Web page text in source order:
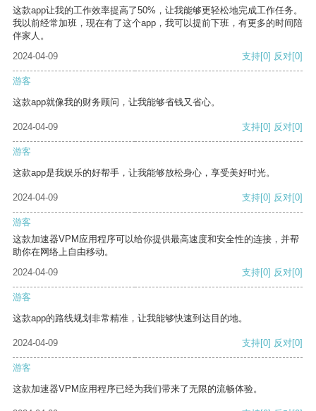
这款app让我的工作效率提高了50%，让我能够更轻松地完成工作任务。
我以前经常加班，现在有了这个app，我可以提前下班，有更多的时间陪
伴家人。
2024-04-09
支持[0] 反对[0]
游客
这款app就像我的财务顾问，让我能够省钱又省心。
2024-04-09 支持[0] 反对[0]
游客
这款app是我娱乐的好帮手，让我能够放松身心，享受美好时光。
2024-04-09 支持[0] 反对[0]
游客
这款加速器VPM应用程序可以给你提供最高速度和安全性的连接，并帮
助你在网络上自由移动。
2024-04-09
支持[0] 反对[0]
游客
这款app的路线规划非常精准，让我能够快速到达目的地。
2024-04-09 支持[0] 反对[0]
游客
这款加速器VPM应用程序已经为我们带来了无限的流畅体验。